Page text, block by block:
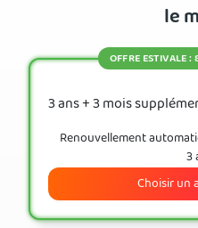
le
3 ans + 3 mois
OFFRE ESTIVALE
Renouvellement
3
Choisir un